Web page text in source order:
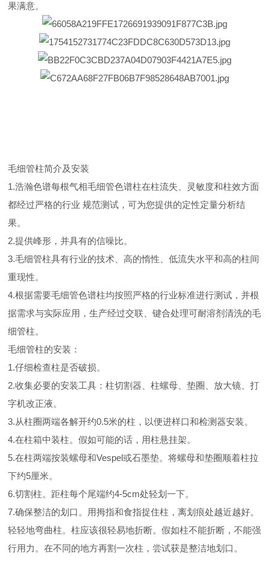
果满意。
毛细管柱简介及安装
1.浩瀚色谱每根气相毛细管色谱柱在柱流失、灵敏度和柱效方面
都经过严格的行业 规范测试，可为您提供的定性定量分析结
果。
2.提供峰形，并具有的信噪比。
3.毛细管柱具有行业的技术、高的惰性、低流失水平和高的柱间
重现性。
4.根据需要毛细管色谱柱均按照严格的行业标准进行测试，并根
据需求与实际应用，生产经过交联、键合处理可耐溶剂清洗的毛
细管柱。
毛细管柱的安装：
1.仔细检查柱是否破损。
2.收集必要的安装工具：柱切割器、柱螺母、垫圈、放大镜、打
字机改正液。
3.从柱圈两端各解开约0.5米的柱，以便进样口和检测器安装。
4.在柱箱中装柱。假如可能的话，用柱悬挂架。
5.在柱两端按装螺母和Vespel或石墨垫。将螺母和垫圈顺着柱拉
下约5厘米。
6.切割柱。距柱每个尾端约4-5cm处轻划一下。
7.确保整洁的划口。用拇指和食指捉住柱，离划痕处越近越好。
轻轻地弯曲柱。柱应该很轻易地折断。假如柱不能折断，不能强
行用力。在不同的地方再割一次柱，尝试获是整洁地划口。